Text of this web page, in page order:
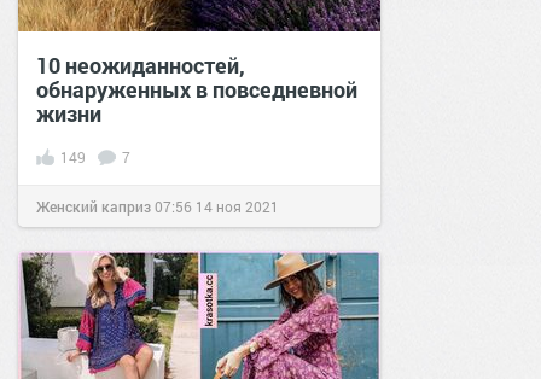
10 неожиданностей,
обнаруженных в повседневной
жизни
149 7
Женский каприз07:56 14 ноя 2021